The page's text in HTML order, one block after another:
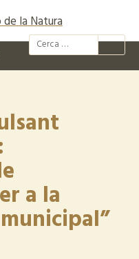
@xcn.cat
a la